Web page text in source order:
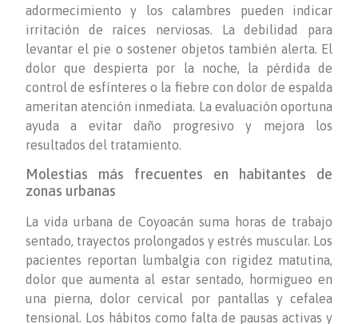
adormecimiento y los calambres pueden indicar
irritación de raíces nerviosas. La debilidad para
levantar el pie o sostener objetos también alerta. El
dolor que despierta por la noche, la pérdida de
control de esfínteres o la fiebre con dolor de espalda
ameritan atención inmediata. La evaluación oportuna
ayuda a evitar daño progresivo y mejora los
resultados del tratamiento.
Molestias más frecuentes en habitantes de
zonas urbanas
La vida urbana de Coyoacán suma horas de trabajo
sentado, trayectos prolongados y estrés muscular. Los
pacientes reportan lumbalgia con rigidez matutina,
dolor que aumenta al estar sentado, hormigueo en
una pierna, dolor cervical por pantallas y cefalea
tensional. Los hábitos como falta de pausas activas y